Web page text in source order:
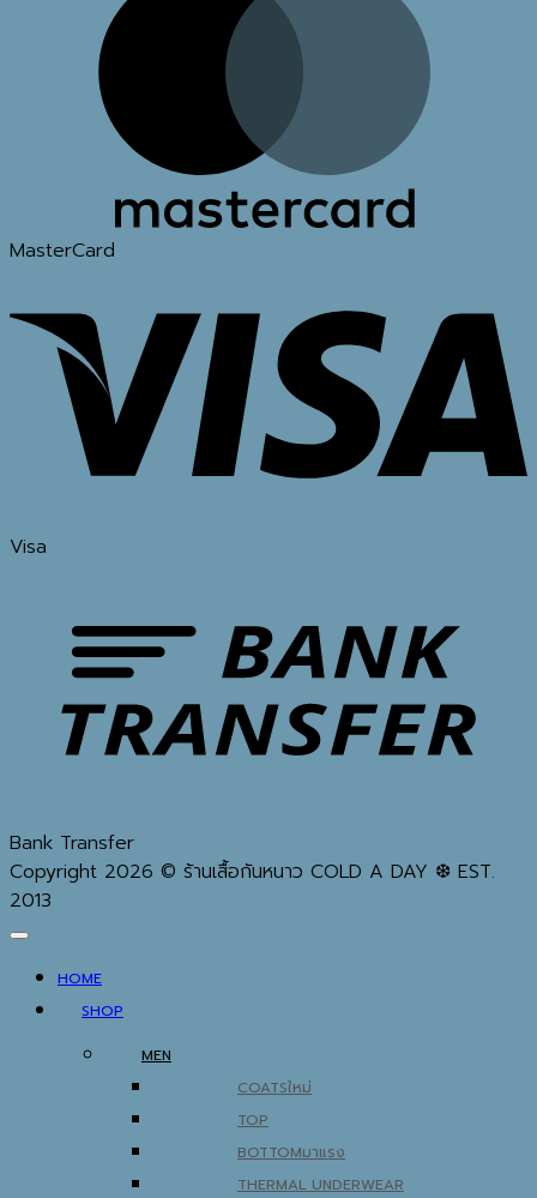
MasterCard
Visa
Bank Transfer
Copyright 2026 © ร้านเสื้อกันหนาว COLD A DAY ❆ EST.
2013
HOME
SHOP
MEN
COATS
TOP
BOTTOM
THERMAL UNDERWEAR